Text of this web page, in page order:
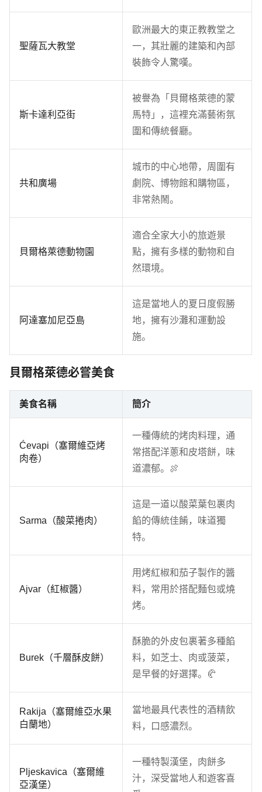
聖薩瓦大教堂
歐洲最大的東正教教堂之
一，其壯麗的建築和內部
裝飾令人驚嘆。
斯卡達利亞街
被譽為「貝爾格萊德的蒙
馬特」，這裡充滿藝術氛
圍和傳統餐廳。
共和廣場
城市的中心地帶，周圍有
劇院、博物館和購物區，
非常熱鬧。
貝爾格萊德動物園
適合全家大小的旅遊景
點，擁有多樣的動物和自
然環境。
阿達塞加尼亞島
這是當地人的夏日度假勝
地，擁有沙灘和運動設
施。
貝爾格萊德必嘗美食
美食名稱 簡介
Ćevapi（塞爾維亞烤
肉卷）
一種傳統的烤肉料理，通
常搭配洋蔥和皮塔餅，味
道濃郁。🍖
Sarma（酸菜捲肉）
這是一道以酸菜葉包裹肉
餡的傳統佳餚，味道獨
特。
Ajvar（紅椒醬）
用烤紅椒和茄子製作的醬
料，常用於搭配麵包或燒
烤。
Burek（千層酥皮餅）
酥脆的外皮包裹著多種餡
料，如芝士、肉或菠菜，
是早餐的好選擇。🥐
Rakija（塞爾維亞水果
白蘭地）
當地最具代表性的酒精飲
料，口感濃烈。
Pljeskavica（塞爾維
亞漢堡）
一種特製漢堡，肉餅多
汁，深受當地人和遊客喜